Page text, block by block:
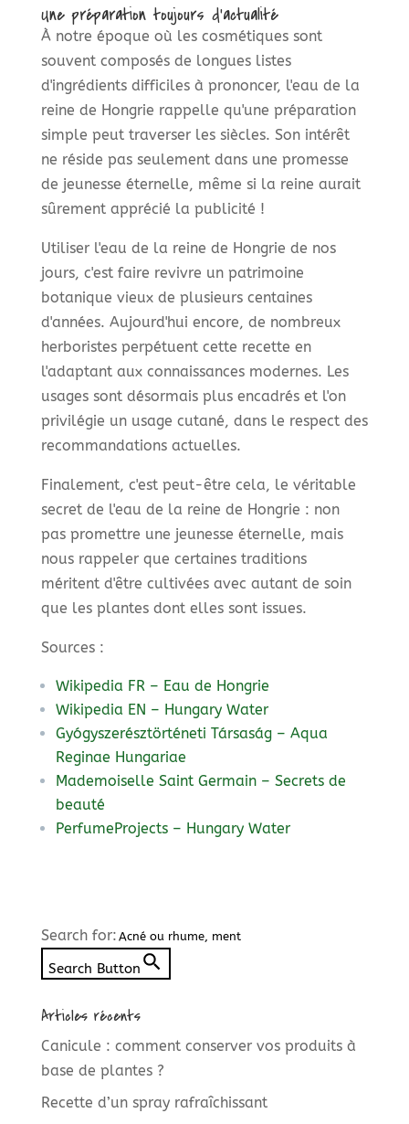
Une préparation toujours d'actualité
À notre époque où les cosmétiques sont
souvent composés de longues listes
d'ingrédients difficiles à prononcer, l'eau de la
reine de Hongrie rappelle qu'une préparation
simple peut traverser les siècles. Son intérêt
ne réside pas seulement dans une promesse
de jeunesse éternelle, même si la reine aurait
sûrement apprécié la publicité !
Utiliser l'eau de la reine de Hongrie de nos
jours, c'est faire revivre un patrimoine
botanique vieux de plusieurs centaines
d'années. Aujourd'hui encore, de nombreux
herboristes perpétuent cette recette en
l'adaptant aux connaissances modernes. Les
usages sont désormais plus encadrés et l'on
privilégie un usage cutané, dans le respect des
recommandations actuelles.
Finalement, c'est peut-être cela, le véritable
secret de l'eau de la reine de Hongrie : non
pas promettre une jeunesse éternelle, mais
nous rappeler que certaines traditions
méritent d'être cultivées avec autant de soin
que les plantes dont elles sont issues.
Sources :
Wikipedia FR – Eau de Hongrie
Wikipedia EN – Hungary Water
Gyógyszerésztörténeti Társaság – Aqua
Reginae Hungariae
Mademoiselle Saint Germain – Secrets de
beauté
PerfumeProjects – Hungary Water
Search for:
Search Button
Articles récents
Canicule : comment conserver vos produits à
base de plantes ?
Recette d’un spray rafraîchissant